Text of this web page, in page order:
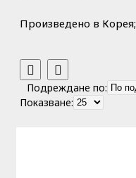
Произведено в Корея;
Подреждане по:
Показване: